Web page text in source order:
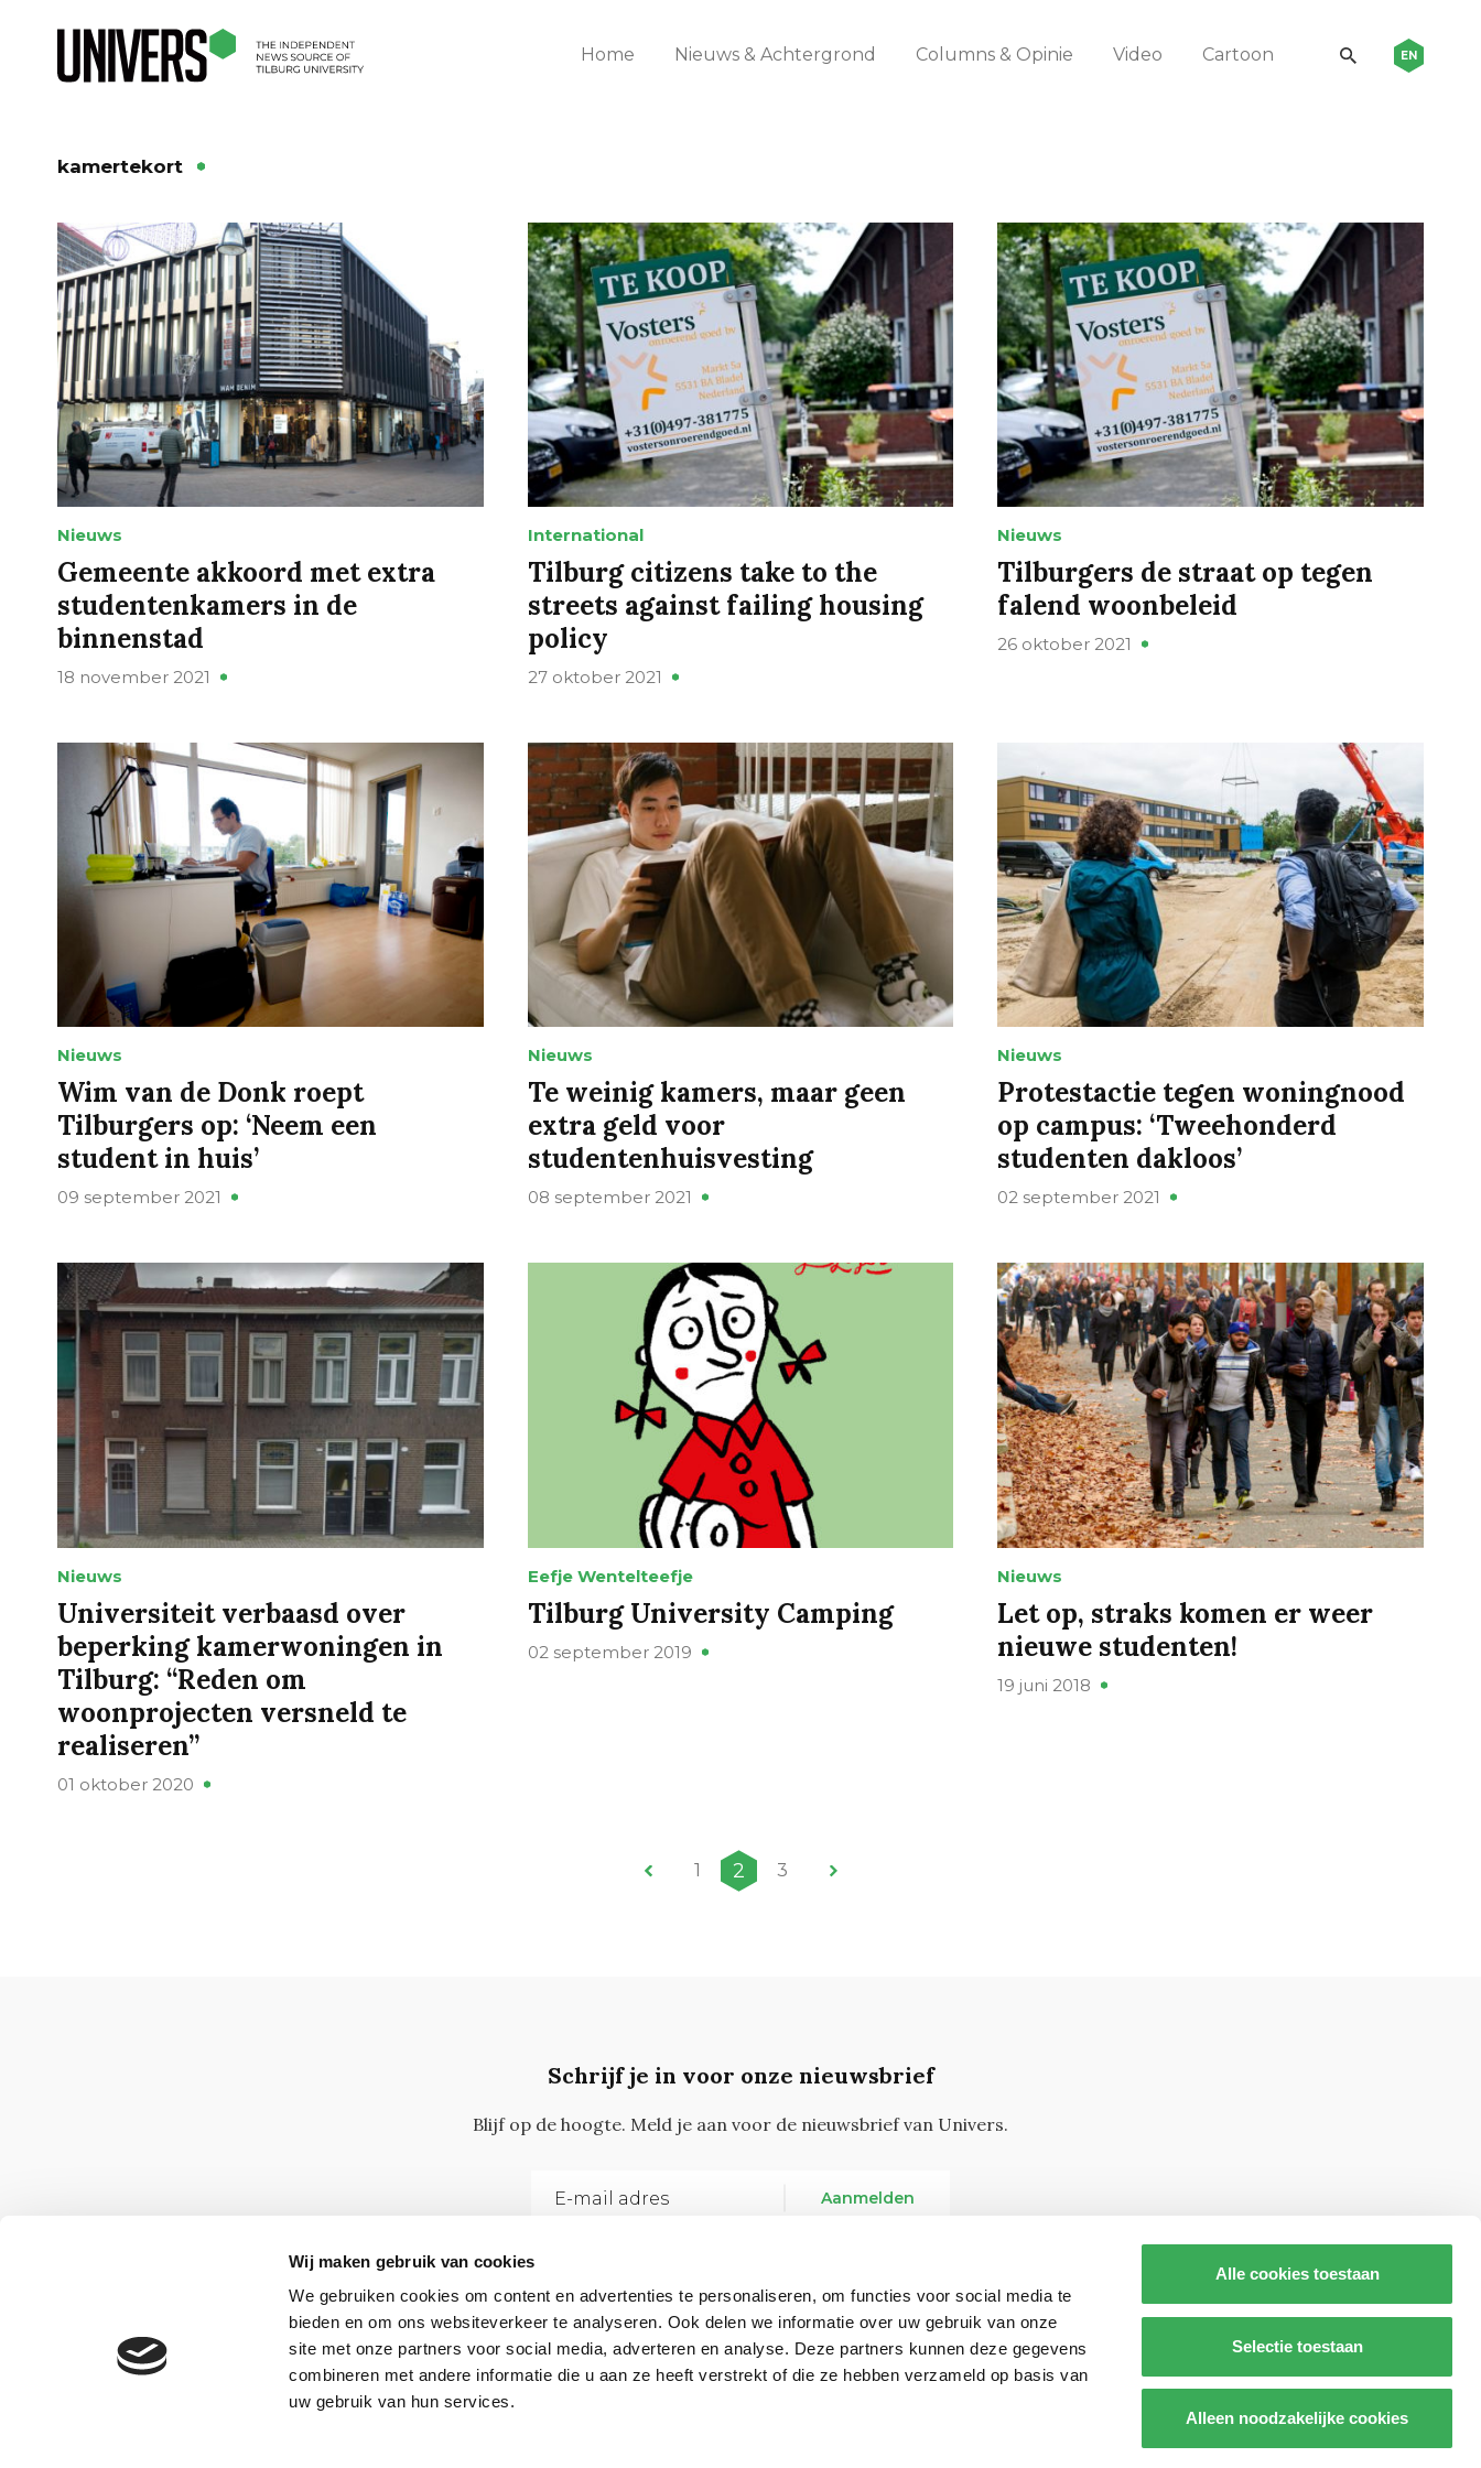
Wij maken gebruik van cookies
We gebruiken cookies om content en advertenties te personaliseren, om functies voor social media te
bieden en om ons websiteverkeer te analyseren. Ook delen we informatie over uw gebruik van onze
site met onze partners voor social media, adverteren en analyse. Deze partners kunnen deze gegevens
combineren met andere informatie die u aan ze heeft verstrekt of die ze hebben verzameld op basis van
uw gebruik van hun services.
Alle cookies toestaan
Selectie toestaan
Alleen noodzakelijke cookies
Home Nieuws & Achtergrond Columns & Opinie Video Cartoon EN
kamertekort
Nieuws
Gemeente akkoord met extra
studentenkamers in de
binnenstad
18 november 2021
International
Tilburg citizens take to the
streets against failing housing
policy
27 oktober 2021
Nieuws
Tilburgers de straat op tegen
falend woonbeleid
26 oktober 2021
Nieuws
Wim van de Donk roept
Tilburgers op: ‘Neem een
student in huis’
09 september 2021
Nieuws
Te weinig kamers, maar geen
extra geld voor
studentenhuisvesting
08 september 2021
Nieuws
Protestactie tegen woningnood
op campus: ‘Tweehonderd
studenten dakloos’
02 september 2021
Nieuws
Universiteit verbaasd over
beperking kamerwoningen in
Tilburg: “Reden om
woonprojecten versneld te
realiseren”
01 oktober 2020
Eefje Wentelteefje
Tilburg University Camping
02 september 2019
Nieuws
Let op, straks komen er weer
nieuwe studenten!
19 juni 2018
1 2 3
Schrijf je in voor onze nieuwsbrief
Blijf op de hoogte. Meld je aan voor de nieuwsbrief van Univers.
Aanmelden
Vragen, opmerkingen of tips?Neem contact met ons op